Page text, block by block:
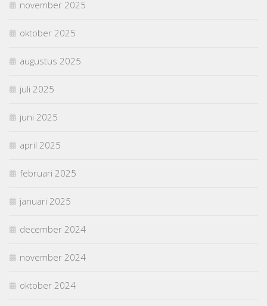
november 2025
oktober 2025
augustus 2025
juli 2025
juni 2025
april 2025
februari 2025
januari 2025
december 2024
november 2024
oktober 2024